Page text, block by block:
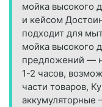
мойка высокого
и кейсом
подходит для
мойка высокого
предложений —
1-2 часов,
части товаров,